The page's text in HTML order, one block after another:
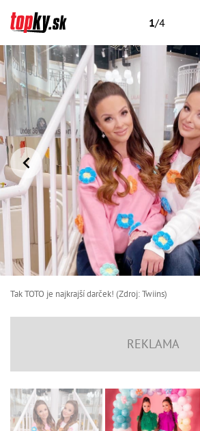
1/4
Tak TOTO je najkrajší darček! (Zdroj: Twiins)